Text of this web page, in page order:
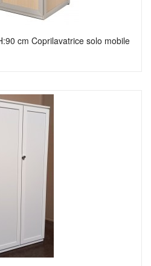
cm Coprilavatrice solo mobile